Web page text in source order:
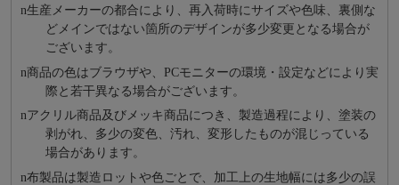
n⽣産メーカーの都合により、再⼊荷時にサイズや⾊味、裏側な
どメインではない箇所のデザインが多少変更となる場合が
ございます。
n商品の⾊はブラウザや、PCモニターの環境・設定などにより実
際と若⼲異なる場合がございます。
nアクリル商品及びメッキ商品につき、製造過程により、塗装の
剥がれ、多少の変色、汚れ、変形したものが混じっている
場合があります。
n布製品は製造ロットや色ごとで、加工上の生地幅には多少の誤